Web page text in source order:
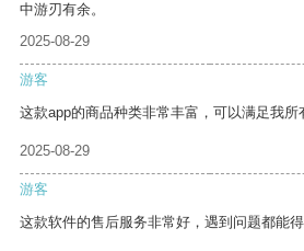
中游刃有余。
2025-08-29
游客
这款app的商品种类非常丰富，可以满足我所
2025-08-29
游客
这款软件的售后服务非常好，遇到问题都能得